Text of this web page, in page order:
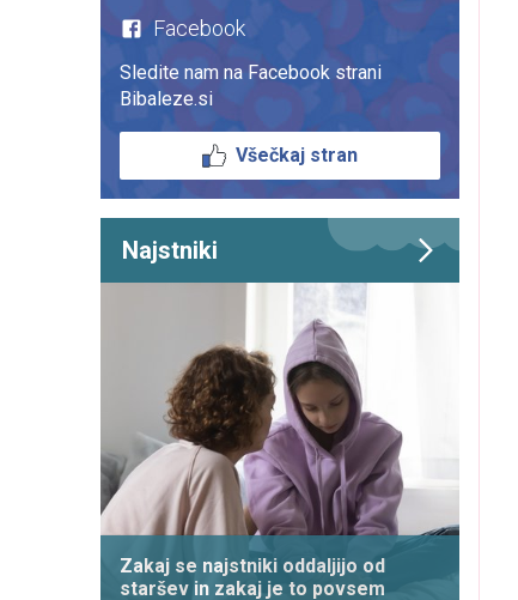
Facebook
Sledite nam na Facebook strani
Bibaleze.si
Všečkaj stran
Najstniki
Zakaj se najstniki oddaljijo od
staršev in zakaj je to povsem